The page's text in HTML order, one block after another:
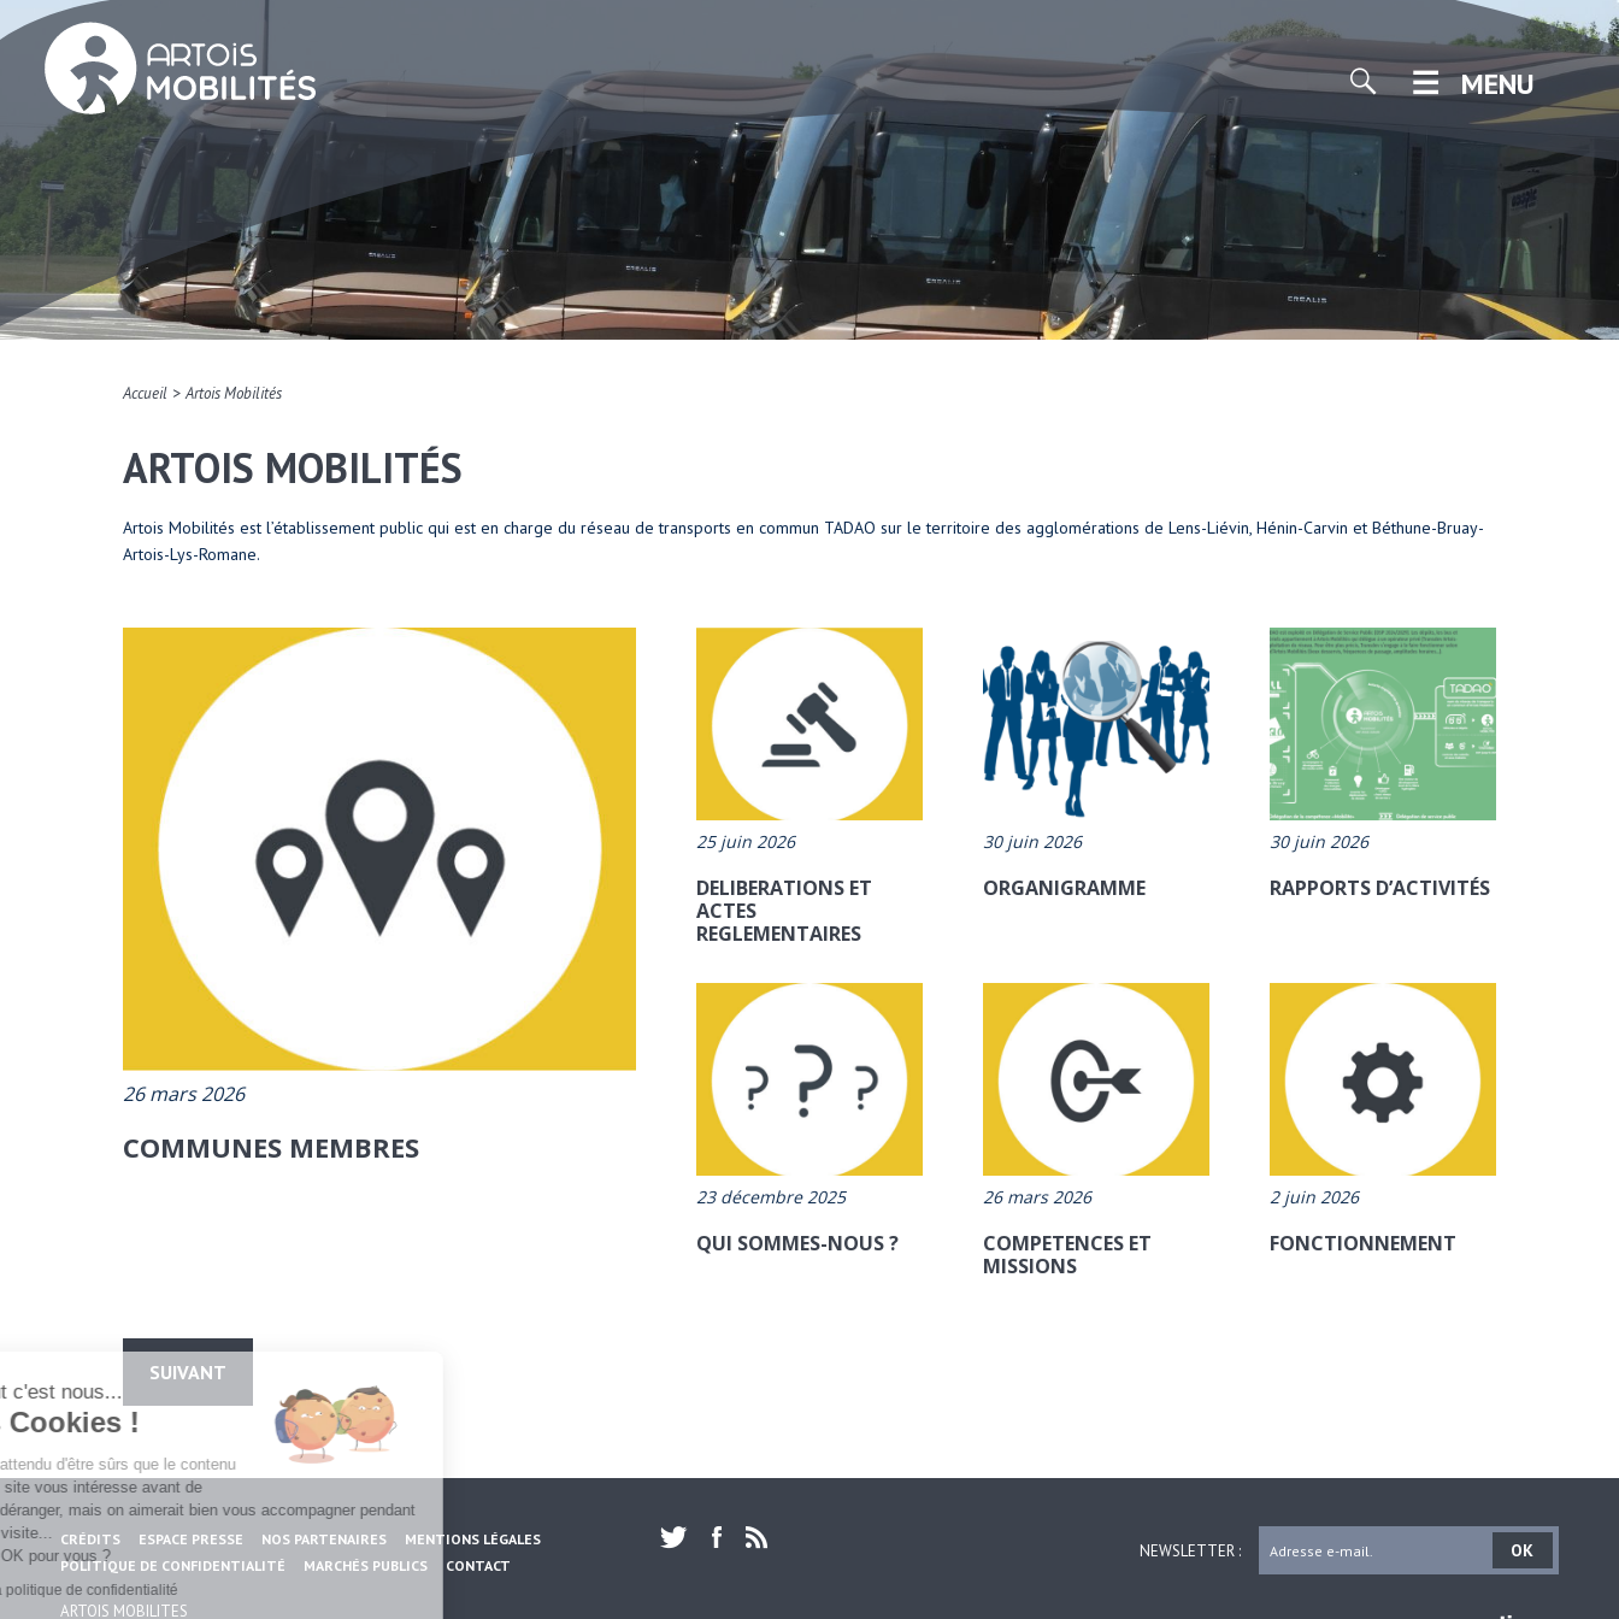
MENU
Accueil >Artois Mobilités
ARTOIS MOBILITÉS
Artois Mobilités est l’établissement public qui est en charge du réseau de transports en commun TADAO sur le territoire des agglomérations de Lens-Liévin, Hénin-Carvin et Béthune-Bruay-
Artois-Lys-Romane.
26 mars 2026
COMMUNES MEMBRES
25 juin 2026
DELIBERATIONS ET
ACTES
REGLEMENTAIRES
30 juin 2026
ORGANIGRAMME
30 juin 2026
RAPPORTS D’ACTIVITÉS
23 décembre 2025
QUI SOMMES-NOUS ?
26 mars 2026
COMPETENCES ET
MISSIONS
2 juin 2026
FONCTIONNEMENT
SUIVANT
CRÉDITS ESPACE PRESSE NOS PARTENAIRES
MENTIONS LÉGALES
POLITIQUE DE CONFIDENTIALITÉ
MARCHÉS PUBLICS CONTACT
NEWSLETTER : OK
ARTOIS MOBILITES
Salut c'est nous...
les Cookies !
On a attendu d'être sûrs que le contenu
de ce site vous intéresse avant de
vous déranger, mais on aimerait bien vous accompagner pendant
votre visite...
C'est OK pour vous ?
Lire la politique de confidentialité